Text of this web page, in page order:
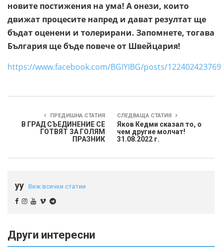
новите постижения на ума! А онези, които
движат процесите напред и дават резултат ще
бъдат оценени и толерирани. Запомнете, тогава
България ще бъде повече от Швейцария!
https://www.facebook.com/BGIYIBG/posts/
ПРЕДИШНА СТАТИЯ
В ГРАД СЪЕДИНЕНИЕ СЕ
ГОТВЯТ ЗА ГОЛЯМ
ПРАЗНИК
СЛЕДВАЩА СТАТИЯ
Яков Кедми сказал то, о
чем другие молчат!
31.08.2022 г.
yy Виж всички статии
Други интересни